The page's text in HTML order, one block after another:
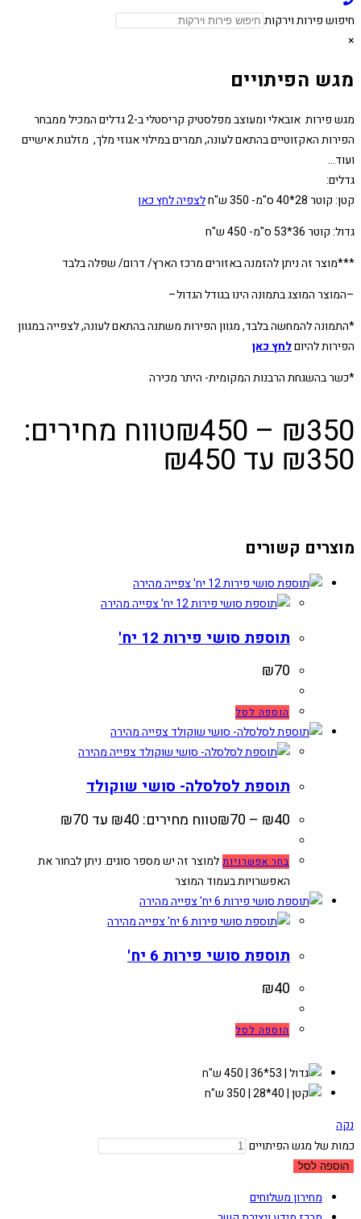
חיפוש פירות וירקות
×
מגש הפיתויים
מגש פירות אובאלי ומעוצב מפלסטיק קריסטלי ב-2 גדלים המכיל ממבחר
הפירות האקזוטיים בהתאם לעונה, תמרים במילוי אגוזי מלך, מזלגות אישיים
ועוד…
גדלים:
קטן: קוטר 28*40 ס"מ- 350 ש"ח
לצפיה לחץ כאן
גדול: קוטר 36*53 ס"מ- 450 ש"ח
***מוצר זה ניתן להזמנה באזורים מרכז הארץ/ דרום/ שפלה בלבד
–המוצר המוצג בתמונה הינו בגודל הגדול–
*התמונה להמחשה בלבד, מגוון הפירות משתנה בהתאם לעונה, לצפייה במגוון
הפירות להיוםלחץ כאן
*כשר בהשגחת הרבנות המקומית- היתר מכירה
₪350
–
₪450 טווח מחירים:
מוצרים קשורים
צפייה מהירה
צפייה מהירה
תוספת סושי פירות 12 יח'
₪70
הוספה לסל
צפייה מהירה
צפייה מהירה
תוספת לסלסלה- סושי שוקולד
₪40
–
₪70 טווח מחירים: ⁦₪40⁩ עד ⁦₪70⁩
בחר אפשרויות למוצר זה יש מספר סוגים. ניתן לבחור את
האפשרויות בעמוד המוצר
צפייה מהירה
צפייה מהירה
תוספת סושי פירות 6 יח'
₪40
הוספה לסל
נקה
כמות של מגש הפיתויים
הוספה לסל
מחירון משלוחים